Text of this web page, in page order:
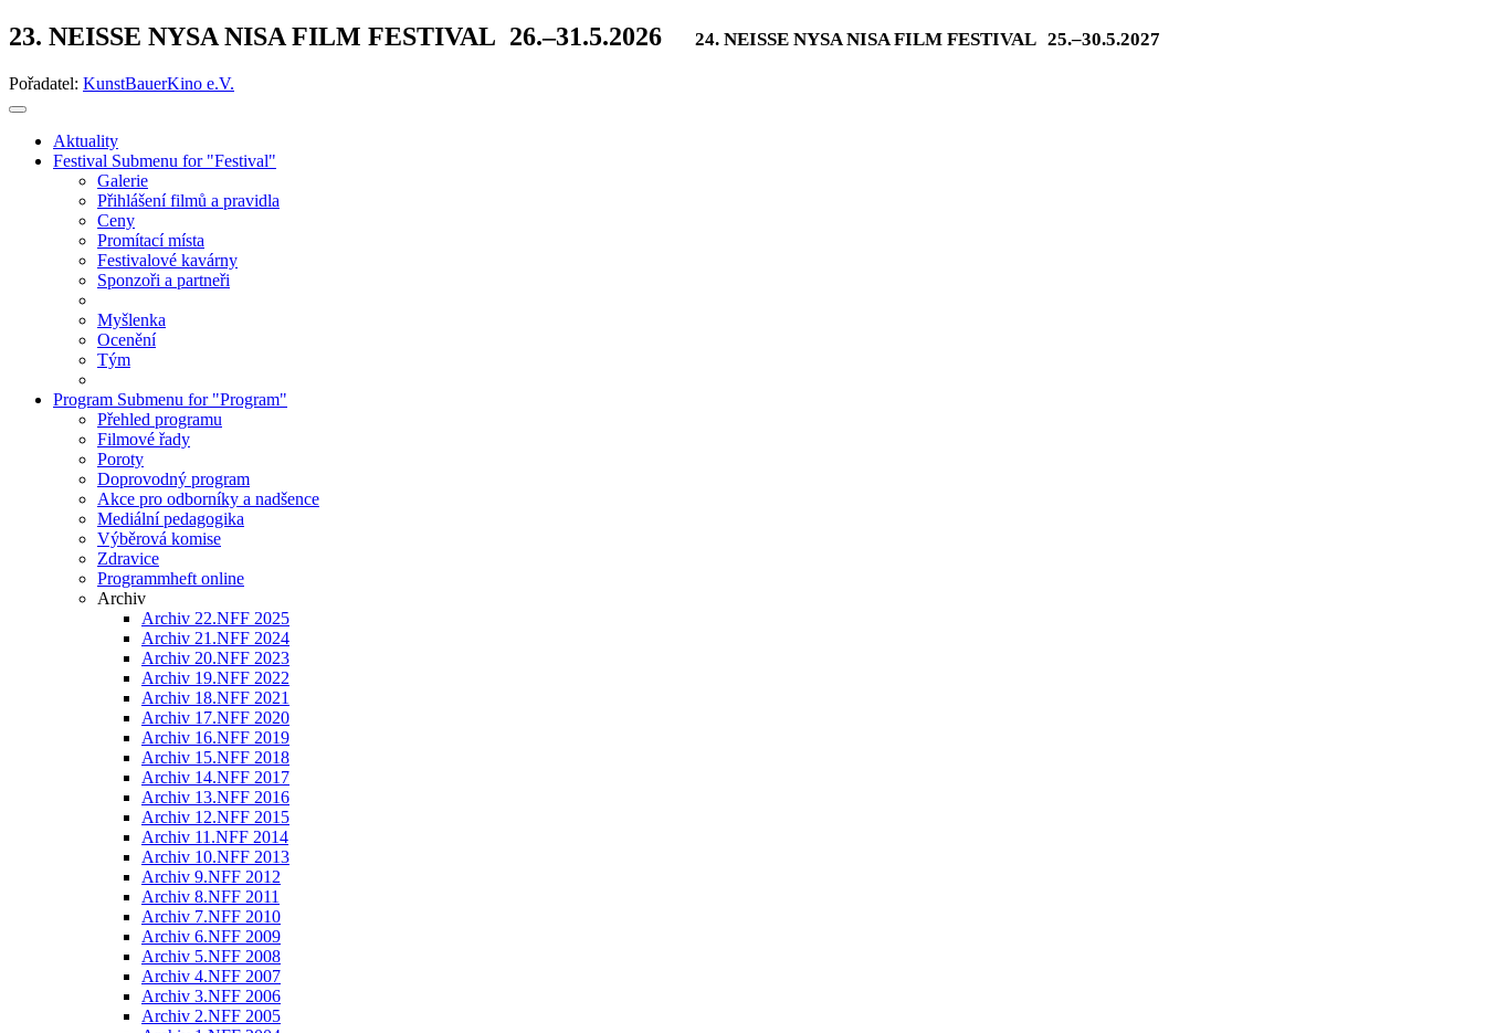
23. NEISSE NYSA NISA FILM FESTIVAL 26.–31.5.2026 24. NEISSE NYSA NISA FILM FESTIVAL 25.–30.5.2027
Pořadatel: KunstBauerKino e.V.
Aktuality
Festival Submenu for "Festival"
Galerie
Přihlášení filmů a pravidla
Ceny
Promítací místa
Festivalové kavárny
Sponzoři a partneři
Myšlenka
Ocenění
Tým
Program Submenu for "Program"
Přehled programu
Filmové řady
Poroty
Doprovodný program
Akce pro odborníky a nadšence
Mediální pedagogika
Výběrová komise
Zdravice
Programmheft online
Archiv
Archiv 22.NFF 2025
Archiv 21.NFF 2024
Archiv 20.NFF 2023
Archiv 19.NFF 2022
Archiv 18.NFF 2021
Archiv 17.NFF 2020
Archiv 16.NFF 2019
Archiv 15.NFF 2018
Archiv 14.NFF 2017
Archiv 13.NFF 2016
Archiv 12.NFF 2015
Archiv 11.NFF 2014
Archiv 10.NFF 2013
Archiv 9.NFF 2012
Archiv 8.NFF 2011
Archiv 7.NFF 2010
Archiv 6.NFF 2009
Archiv 5.NFF 2008
Archiv 4.NFF 2007
Archiv 3.NFF 2006
Archiv 2.NFF 2005